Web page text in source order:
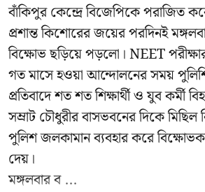
বাঁকিপুর কেন্দ্রে বিজেপিকে পরাজিত
প্রশান্ত কিশোরের জয়ের পরদিনই
বিক্ষোভ ছড়িয়ে পড়লো। NEET পরীক্ষার
গত মাসে হওয়া আন্দোলনের সময়
প্রতিবাদে শত শত শিক্ষার্থী ও যুব কর্মী
সম্রাট চৌধুরীর বাসভবনের দিকে মিছিল
পুলিশ জলকামান ব্যবহার করে
দেয়।
মঙ্গলবার ব ...